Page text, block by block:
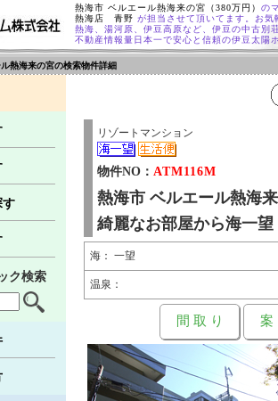
熱海市 ベルエール熱海来の宮（380万円） の
熱海店 青野 が担当させて頂いてます。お気
熱海、湯河原、伊豆高原など、伊豆の中古別
不動産情報量日本一で安心と信頼の伊豆太陽
熱海来の宮の検索物件詳細
す
ク検索
リゾートマンション
物件NO： ATM116M
熱海市 ベルエール熱海
綺麗なお部屋から海一望
海： 一望
温泉：
間 取 り 案